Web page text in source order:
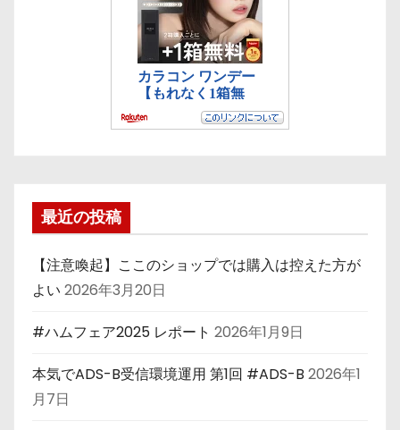
最近の投稿
【注意喚起】ここのショップでは購入は控えた方が
よい 2026年3月20日
#ハムフェア2025 レポート 2026年1月9日
本気でADS-B受信環境運用 第1回 #ADS-B 2026年1
月7日